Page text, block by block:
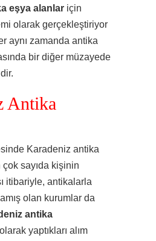
eşya alanlar için
olarak gerçekleştiriyor
aynı zamanda antika
bir diğer müzayede
Antika
Karadeniz antika
sayıda kişinin
itibariyle, antikalarla
olan kurumlar da
antika
yaptıkları alım